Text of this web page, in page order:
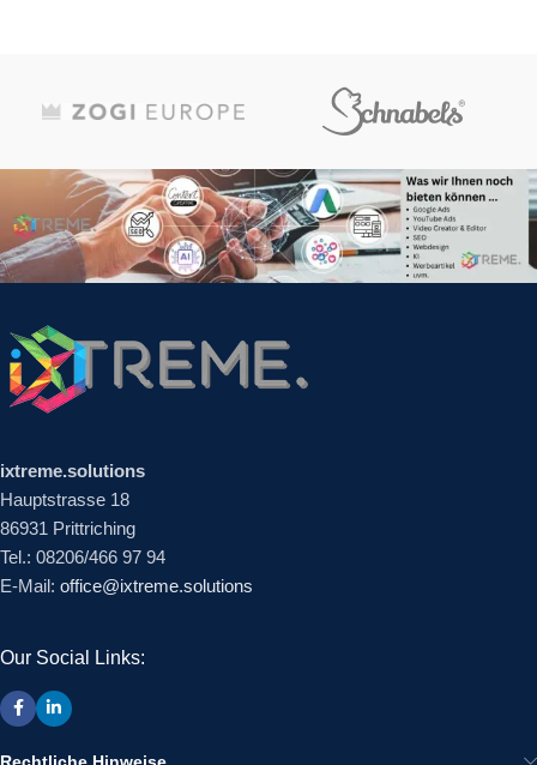
ixtreme.solutions
Hauptstrasse 18
86931 Prittriching
Tel.: 08206/466 97 94
E-Mail: office@ixtreme.solutions
Our Social Links:
Rechtliche Hinweise